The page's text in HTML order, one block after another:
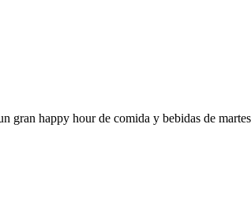
happy hour de comida y bebidas de